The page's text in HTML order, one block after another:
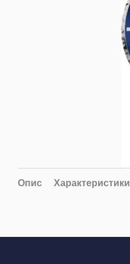
Опис Характеристики